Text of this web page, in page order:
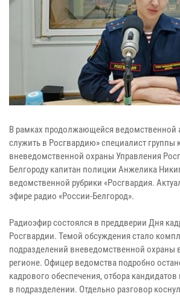
В рамках продолжающейся ведомственной
служить в Росгвардию» специалист группы
вневедомственной охраны Управления
Белгороду капитан полиции Анжелика
ведомственной рубрики «Росгвардия.
эфире радио «России-Белгород».
Радиоэфир состоялся в преддверии Дня
Росгвардии. Темой обсуждения стало
подразделений вневедомственной охраны
регионе. Офицер ведомства подробно
кадрового обеспечения, отбора
в подразделении. Отдельно разговор